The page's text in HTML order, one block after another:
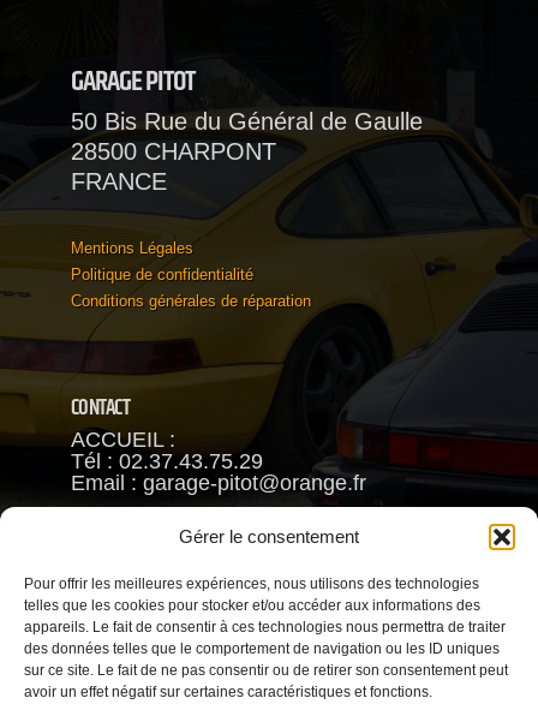
Gérer le consentement
Pour offrir les meilleures expériences, nous utilisons des technologies
telles que les cookies pour stocker et/ou accéder aux informations des
appareils. Le fait de consentir à ces technologies nous permettra de traiter
des données telles que le comportement de navigation ou les ID uniques
sur ce site. Le fait de ne pas consentir ou de retirer son consentement peut
avoir un effet négatif sur certaines caractéristiques et fonctions.
GARAGE PITOT
50 Bis Rue du Général de Gaulle
28500 CHARPONT
FRANCE
Mentions Légales
Politique de confidentialité
Conditions générales de réparation
CONTACT
ACCUEIL :
Tél : 02.37.43.75.29
Email : garage-pitot@orange.fr
Fréderic PITOT
Mob : 06.63.93.88.66
VENTE :
Reynald CHAMBRIN
Mob : 06.63.79.81.58
Email : garage.pitot@gmail.com